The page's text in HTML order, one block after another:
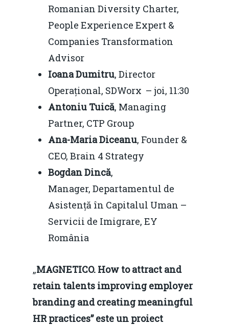
Romanian Diversity Charter,
People Experience Expert &
Companies Transformation
Advisor
Ioana Dumitru, Director
Operațional, SDWorx – joi, 11:30
Antoniu Tuică, Managing
Partner, CTP Group
Ana-Maria Diceanu, Founder &
CEO, Brain 4 Strategy
Bogdan Dincă,
Manager, Departamentul de
Asistență în Capitalul Uman –
Servicii de Imigrare, EY
România
„MAGNETICO. How to attract and
retain talents improving employer
branding and creating meaningful
HR practices” este un proiect